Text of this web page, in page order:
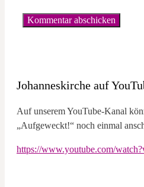
Johanneskirche auf
Auf unserem YouTube-Kanal
„Aufgeweckt!“ noch einmal
https://www.youtube.com/